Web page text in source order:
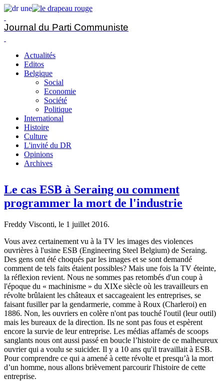
Journal du Parti Communiste
Actualités
Editos
Belgique
Social
Economie
Société
Politique
International
Histoire
Culture
L'invité du DR
Opinions
Archives
Le cas ESB à Seraing ou comment
programmer la mort de l'industrie
Freddy Visconti, le 1 juillet 2016.
Vous avez certainement vu à la TV les images des violences
ouvrières à l'usine ESB (Engineering Steel Belgium) de Seraing.
Des gens ont été choqués par les images et se sont demandé
comment de tels faits étaient possibles? Mais une fois la TV éteinte,
la réflexion revient. Nous ne sommes pas retombés d'un coup à
l'époque du « machinisme » du XIXe siècle où les travailleurs en
révolte brûlaient les châteaux et saccageaient les entreprises, se
faisant fusiller par la gendarmerie, comme à Roux (Charleroi) en
1886. Non, les ouvriers en colère n'ont pas touché l'outil (leur outil)
mais les bureaux de la direction. Ils ne sont pas fous et espèrent
encore la survie de leur entreprise. Les médias affamés de scoops
sanglants nous ont aussi passé en boucle l’histoire de ce malheureux
ouvrier qui a voulu se suicider. Il y a 10 ans qu'il travaillait à ESB.
Pour comprendre ce qui a amené à cette révolte et presqu’à la mort
d’un homme, nous allons brièvement parcourir l'histoire de cette
entreprise.